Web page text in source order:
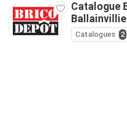
Catalogue
Catalogues 2